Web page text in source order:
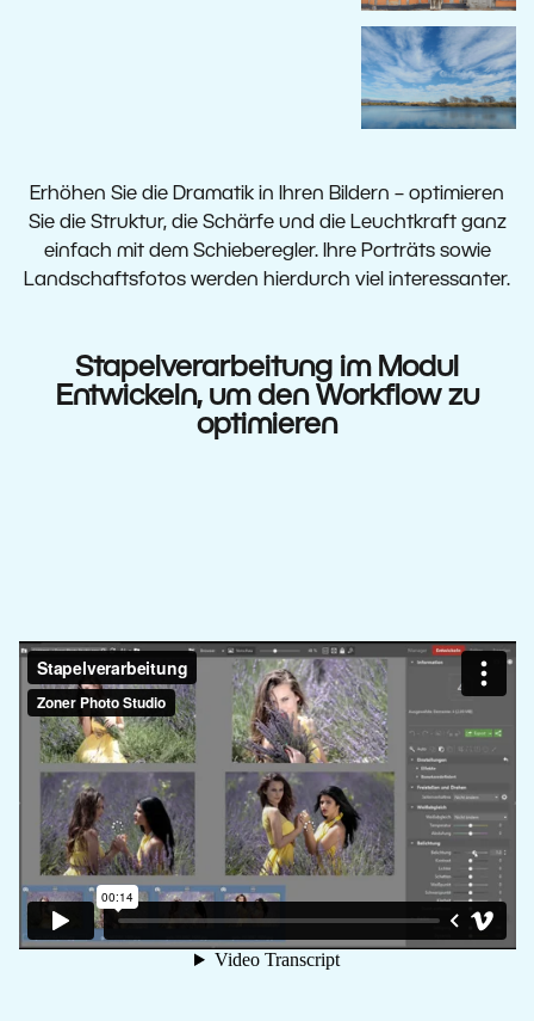
Erhöhen Sie die Dramatik in Ihren Bildern – optimieren
Sie die Struktur, die Schärfe und die Leuchtkraft ganz
einfach mit dem Schieberegler. Ihre Porträts sowie
Landschaftsfotos werden hierdurch viel interessanter.
Stapelverarbeitung im Modul
Entwickeln, um den Workflow zu
optimieren